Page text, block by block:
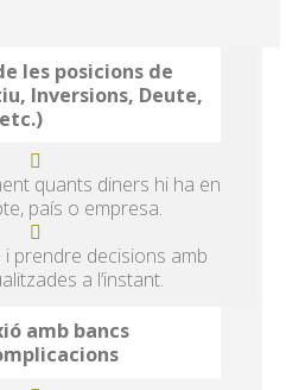
les posicions de
Inversions, Deute,
etc.)
quants diners hi ha en
país o empresa.
prendre decisions amb
a l’instant.
amb bancs